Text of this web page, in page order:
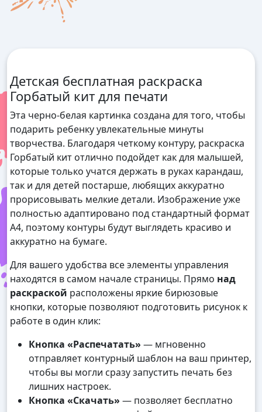
Детская бесплатная раскраска
Горбатый кит для печати
Эта черно-белая картинка создана для того, чтобы
подарить ребенку увлекательные минуты
творчества. Благодаря четкому контуру, раскраска
Горбатый кит отлично подойдет как для малышей,
которые только учатся держать в руках карандаш,
так и для детей постарше, любящих аккуратно
прорисовывать мелкие детали. Изображение уже
полностью адаптировано под стандартный формат
А4, поэтому контуры будут выглядеть красиво и
аккуратно на бумаге.
Для вашего удобства все элементы управления
находятся в самом начале страницы. Прямо над
раскраской расположены яркие бирюзовые
кнопки, которые позволяют подготовить рисунок к
работе в один клик:
Кнопка «Распечатать» — мгновенно
отправляет контурный шаблон на ваш принтер,
чтобы вы могли сразу запустить печать без
лишних настроек.
Кнопка «Скачать» — позволяет бесплатно